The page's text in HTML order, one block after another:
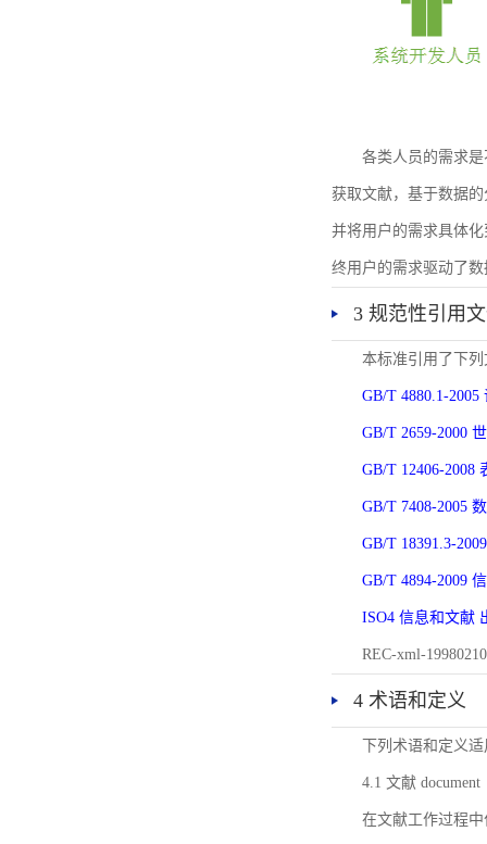
各类人员的需求
获取文献，基于数据
并将用户的需求具体
终用户的需求驱动了
3 规范性引用
本标准引用了下
GB/T 4880.1-
GB/T 2659-2000
GB/T 12406-2008
GB/T 7408-2005
GB/T 18391.3-
GB/T 4894-2009
ISO4 信息和文献
REC-xml-
4 术语和定义
下列术语和定义
4.1 文献 document
在文献工作过程